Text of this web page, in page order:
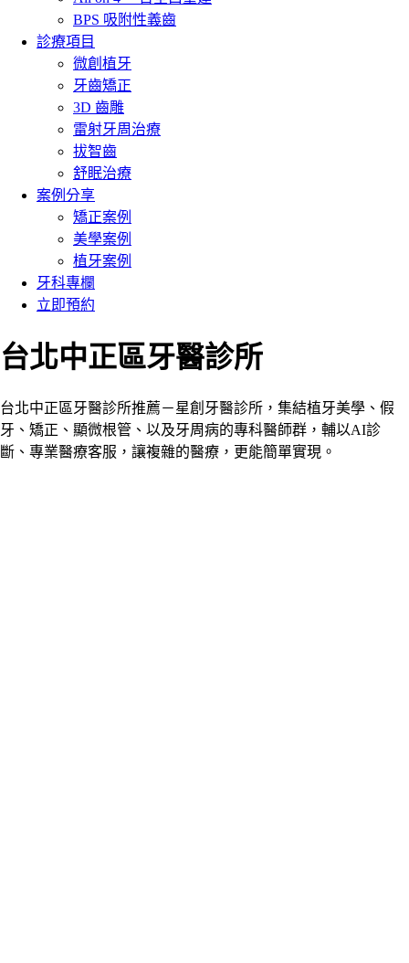
BPS 吸附性義齒
診療項目
微創植牙
牙齒矯正
3D 齒雕
雷射牙周治療
拔智齒
舒眠治療
案例分享
矯正案例
美學案例
植牙案例
牙科專欄
立即預約
台北中正區牙醫診所
台北中正區牙醫診所推薦－星創牙醫診所，集結植牙美學、假
牙、矯正、顯微根管、以及牙周病的專科醫師群，輔以AI診
斷、專業醫療客服，讓複雜的醫療，更能簡單實現。